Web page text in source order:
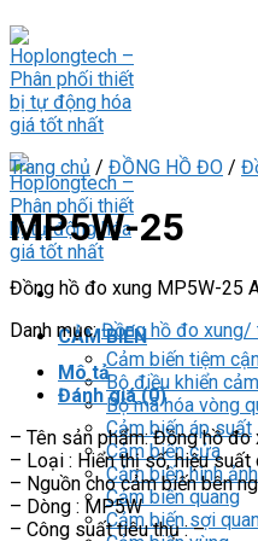
Skip
to
content
CẢM BIẾN
Cảm biến tiệm
Bộ điều khiển
Bộ mã hóa vòng
Cảm biến áp suất
Cảm biến cửa
Cảm biến hình ảnh
Cảm biến quang
Cảm biến sợi
Trang chủ / ĐỒNG HỒ ĐO /
MP5W-25
Đồng hồ đo xung MP5W-25
Danh mục:Đồng hồ đo xung/
Mô tả
Đánh giá (0)
– Tên sản phẩm: Đồng hồ
– Loại : Hiển thị số, hiệu suất
– Nguồn cho cảm biến bên
– Dòng : MP5W
– Công suất tiêu thụ : –